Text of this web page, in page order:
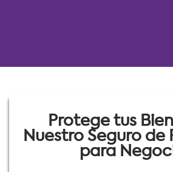
Protege tus
Nuestro Seguro de
para